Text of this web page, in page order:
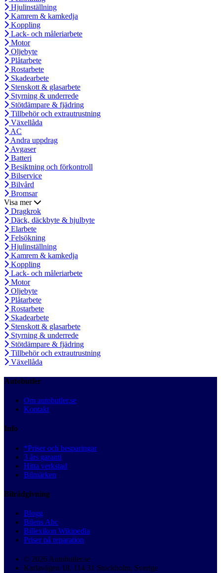
Hjulinställning
Kamrem & kamkedja
Koppling
Lack- och måleriarbete
Motor
Oljebyte
Plåtarbete
Rostarbete
Skadearbete
Stenskott & glasarbete
Styrning & underrede
Stötdämpare & fjädring
Tillbehör och extrautrustning
Växellåda
AC
Andra uppdrag
Avgaser
Batteri
Besiktning och förkontroll
Bilservice
Bilvård
Bromsar
Visa mer
Dragkrok
Däck, däckbyte & hjulbyte
Elarbete
Felsökning
Hjulinställning
Kamrem & kamkedja
Koppling
Lack- och måleriarbete
Motor
Oljebyte
Plåtarbete
Rostarbete
Skadearbete
Stenskott & glasarbete
Styrning & underrede
Stötdämpare & fjädring
Tillbehör och extrautrustning
Växellåda
Autobutler
Om autobutler.se
Kontakt
Info
*Priser och besparingar
3 års garanti
Hitta verkstad
Bilmärken
Bilrådgivning
Blogg
Bilens Abc
Billexikon Wikipedia
Priser på reparation
© 2026 Autobutler.se
Karlavägen 18, 114 31 Stockholm, Sverige